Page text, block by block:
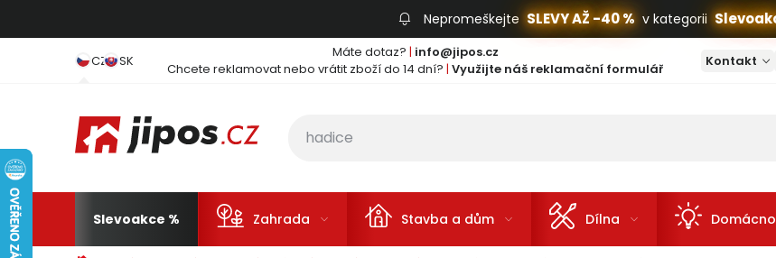
Nepromeškejte SLEVY AŽ -40 % v kategorii
CZ SK Máte dotaz? | info@jipos.cz
Chcete reklamovat nebo vrátit zboží do 14 dní? | Využijte náš reklamační formulář Kontakt
Slevoakce Zahrada Stavba a dům Dílna